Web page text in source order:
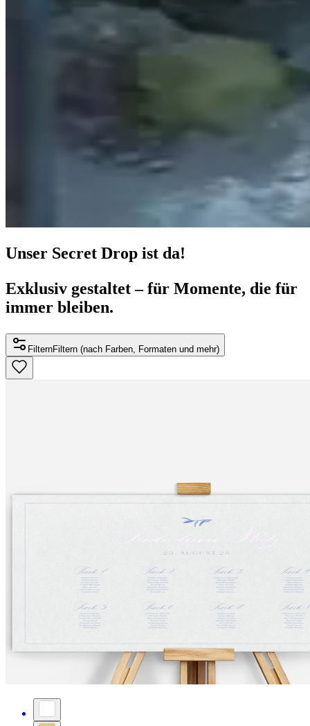
Unser Secret Drop ist da!
Exklusiv gestaltet – für Momente, die für
immer bleiben.
FilternFiltern (nach Farben, Formaten und mehr)